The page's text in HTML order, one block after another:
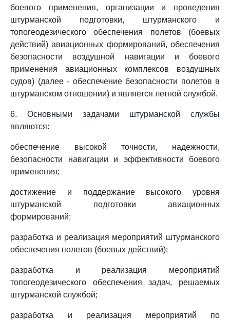
боевого применения, организации и проведения
штурманской подготовки, штурманского и
топогеодезического обеспечения полетов (боевых
действий) авиационных формирований, обеспечения
безопасности воздушной навигации и боевого
применения авиационных комплексов воздушных
судов) (далее - обеспечение безопасности полетов в
штурманском отношении) и является летной службой.
6. Основными задачами штурманской службы
являются:
обеспечение высокой точности, надежности,
безопасности навигации и эффективности боевого
применения;
достижение и поддержание высокого уровня
штурманской подготовки авиационных
формирований;
разработка и реализация мероприятий штурманского
обеспечения полетов (боевых действий);
разработка и реализация мероприятий
топогеодезического обеспечения задач, решаемых
штурманской службой;
разработка и реализация мероприятий по